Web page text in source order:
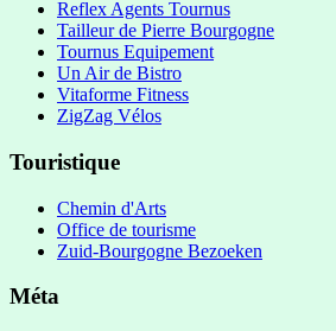
Reflex Agents Tournus
Tailleur de Pierre Bourgogne
Tournus Equipement
Un Air de Bistro
Vitaforme Fitness
ZigZag Vélos
Touristique
Chemin d'Arts
Office de tourisme
Zuid-Bourgogne Bezoeken
Méta